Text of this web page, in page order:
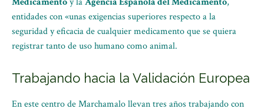
entidades con «unas exigencias superiores respecto a la
seguridad y eficacia de cualquier medicamento que se quiera
registrar tanto de uso humano como animal.
Trabajando hacia la Validación Europea
En este centro de Marchamalo llevan tres años trabajando con